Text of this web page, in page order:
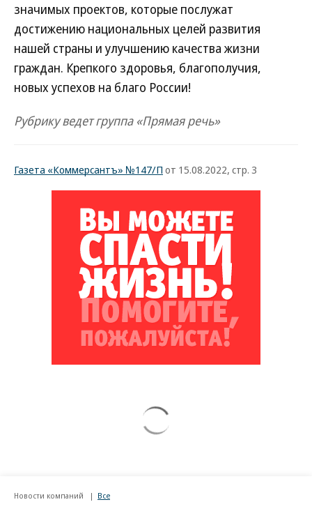
значимых проектов, которые послужат
достижению национальных целей развития
нашей страны и улучшению качества жизни
граждан. Крепкого здоровья, благополучия,
новых успехов на благо России!
Рубрику ведет группа «Прямая речь»
Газета «Коммерсантъ» №147/П от 15.08.2022, стр. 3
Новости компаний Все